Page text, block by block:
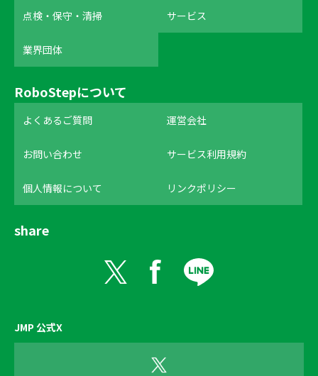
点検・保守・清掃 サービス
業界団体
RoboStepについて
よくあるご質問 運営会社
お問い合わせ サービス利用規約
個人情報について リンクポリシー
share
JMP 公式X